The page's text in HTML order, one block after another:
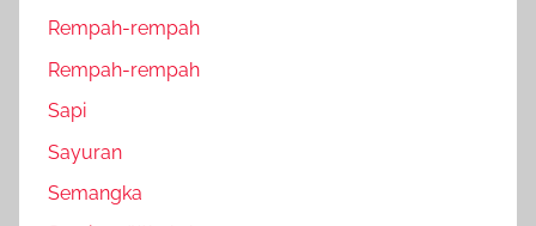
Rempah-rempah
Rempah-rempah
Sapi
Sayuran
Semangka